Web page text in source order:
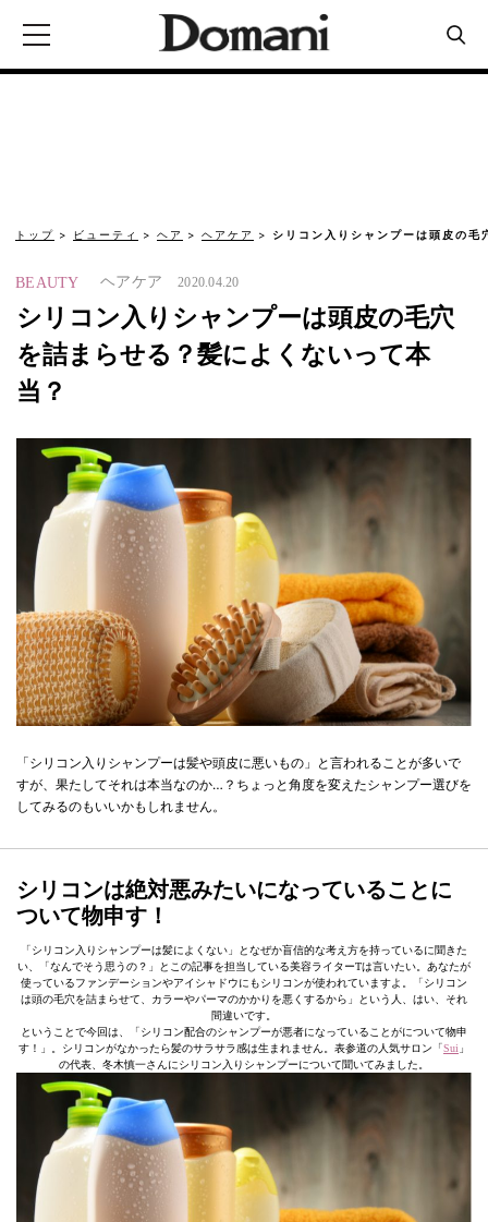
トップ ビューティ ヘア ヘアケア シリコン入りシャンプーは頭皮の
BEAUTY ヘアケア 2020.04.20
シリコン入りシャンプーは頭皮の毛穴
を詰まらせる？髪によくないって本
当？
「シリコン入りシャンプーは髪や頭皮に悪いもの」と言われることが多いで
すが、果たしてそれは本当なのか…？ちょっと角度を変えたシャンプー選びを
してみるのもいいかもしれません。
シリコンは絶対悪みたいになっていることに
ついて物申す！
「シリコン入りシャンプーは髪によくない」となぜか盲信的な考え方を持っているに聞きた
い、「なんでそう思うの？」とこの記事を担当している美容ライターTは言いたい。あなたが
使っているファンデーションやアイシャドウにもシリコンが使われていますよ。「シリコン
は頭の毛穴を詰まらせて、カラーやパーマのかかりを悪くするから」という人、はい、それ
間違いです。
ということで今回は、「シリコン配合のシャンプーが悪者になっていることがについて物申
す！」。シリコンがなかったら髪のサラサラ感は生まれません。表参道の人気サロン「Sui 」
の代表、冬木慎一さんにシリコン入りシャンプーについて聞いてみました。